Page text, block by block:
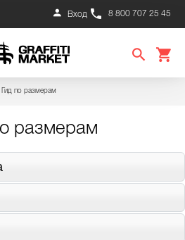
8 800 707 25 45
Вход
Гид по размерам
размерам